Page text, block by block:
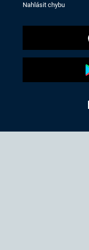
Nahlásit chybu